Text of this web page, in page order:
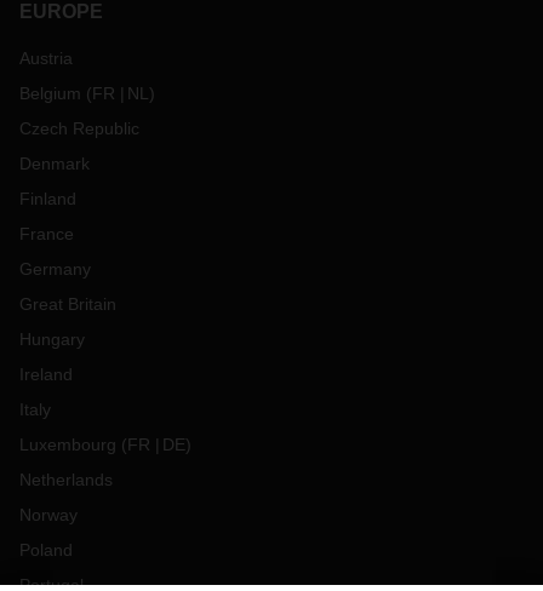
EUROPE
Austria
Belgium (FR NL )
Czech Republic
Denmark
Finland
France
Germany
Great Britain
Hungary
Ireland
Italy
Luxembourg (FR DE)
Netherlands
Norway
Poland
Portugal